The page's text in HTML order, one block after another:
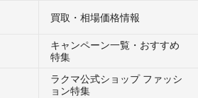
買取・相場価格情報
キャンペーン一覧・おすすめ
特集
ラクマ公式ショップ ファッシ
ョン特集